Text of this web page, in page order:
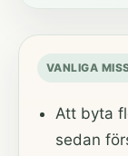
VANLIGA
Att byta
sedan